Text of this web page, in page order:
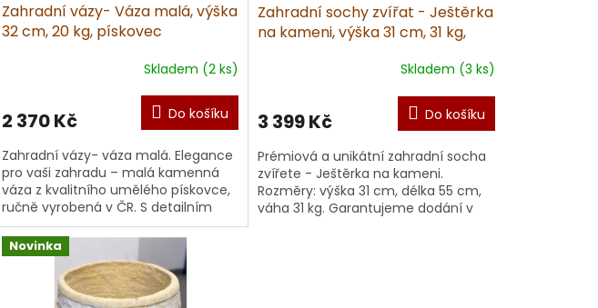
Zahradní vázy- Váza malá, výška
32 cm, 20 kg, pískovec
Skladem (2 ks)
2 370 Kč Do košíku
Zahradní vázy- váza malá. Elegance
pro vaši zahradu – malá kamenná
váza z kvalitního umělého pískovce,
ručně vyrobená v ČR. S detailním
zpracováním a krásným probar...
Zahradní sochy zvířat - Ještěrka
na kameni, výška 31 cm, 31 kg,
Skladem (3 ks)
3 399 Kč Do košíku
Prémiová a unikátní zahradní socha
zvířete - Ještěrka na kameni.
Rozměry: výška 31 cm, délka 55 cm,
váha 31 kg. Garantujeme dodání v
Novinka